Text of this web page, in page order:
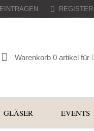
EINTRAGEN REGISTER
Warenkorb 0 artikel für
GLÄSER EVENTS